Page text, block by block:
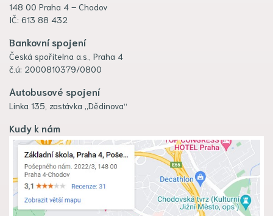
148 00 Praha 4 – Chodov
IČ: 613 88 432
Bankovní spojení
Česká spořitelna a.s., Praha 4
č.ú: 2000810379/0800
Autobusové spojení
Linka 135, zastávka „Dědinova“
Kudy k nám